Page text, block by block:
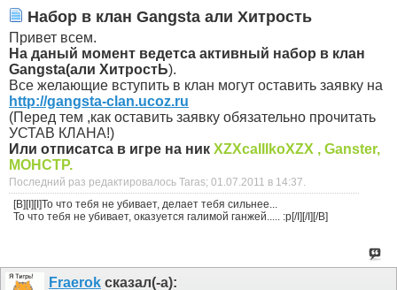
Набор в клан Gangsta али Хитрость
Привет всем.
На даный момент ведетса активный набор в клан
Gangsta(али ХитростЬ).
Все желающие вступить в клан могут оставить заявку на
http://gangsta-clan.ucoz.ru
(Перед тем ,как оставить заявку обязательно прочитать
УСТАВ КЛАНА!)
Или отписатса в игре на ник XZXcaIIIkoXZX , Ganster,
MOHCTP.
Последний раз редактировалось Taras; 01.07.2011 в 14:37.
[B][I][I]То что тебя не убивает, делает тебя сильнее...
То что тебя не убивает, оказуется галимой ганжей..... :p[/I][/I][/B]
Fraerok сказал(-а):